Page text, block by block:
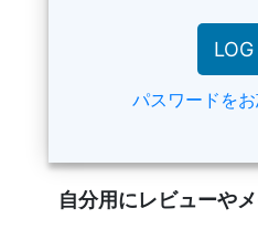
パスワードを
自分用にレビューや